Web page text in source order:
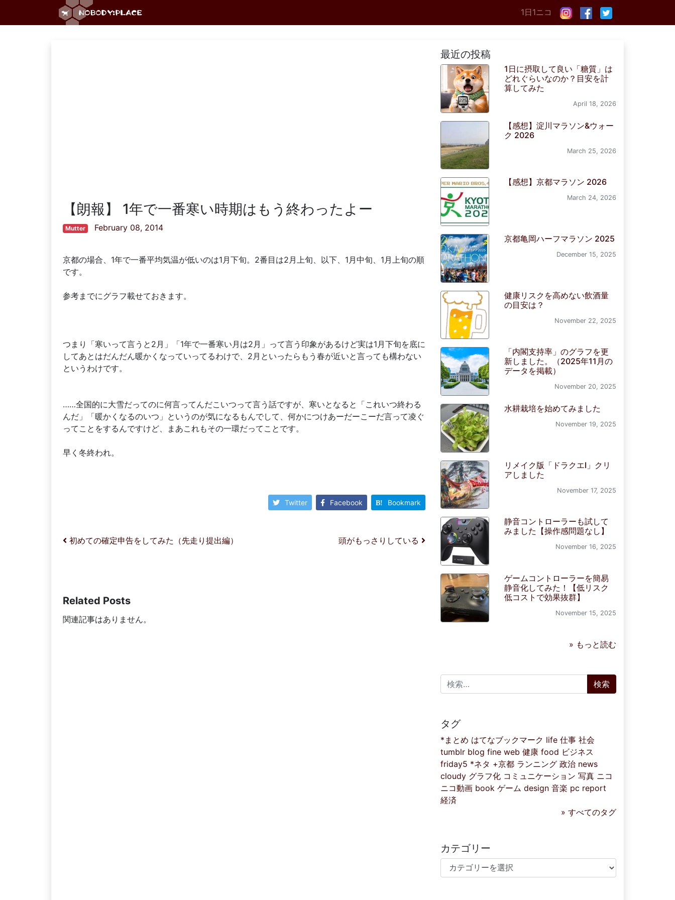
1日1ニコ
【朗報】 1年で一番寒い時期はもう終わったよー
Mutter February 08, 2014
京都の場合、1年で一番平均気温が低いのは1月下旬。2番目は2月上旬、以下、1月中旬、1月上旬の順
です。
参考までにグラフ載せておきます。
つまり「寒いって言うと2月」「1年で一番寒い月は2月」って言う印象があるけど実は1月下旬を底に
してあとはだんだん暖かくなっていってるわけで、2月といったらもう春が近いと言っても構わない
というわけです。
……全国的に大雪だってのに何言ってんだこいつって言う話ですが、寒いとなると「これいつ終わる
んだ」「暖かくなるのいつ」というのが気になるもんでして、何かにつけあーだーこーだ言って凌ぐ
ってことをするんですけど、まあこれもその一環だってことです。
早く冬終われ。
Twitter Facebook Bookmark
投稿ナビゲーション
初めての確定申告をしてみた（先走り提出編） 頭がもっさりしている
Related Posts
関連記事はありません。
最近の投稿
1日に摂取して良い「糖質」は
どれぐらいなのか？目安を計
算してみた
April 18, 2026
【感想】淀川マラソン&ウォー
ク 2026
March 25, 2026
【感想】京都マラソン 2026
March 24, 2026
京都亀岡ハーフマラソン 2025
December 15, 2025
健康リスクを高めない飲酒量
の目安は？
November 22, 2025
「内閣支持率」のグラフを更
新しました。（2025年11月の
データを掲載）
November 20, 2025
水耕栽培を始めてみました
November 19, 2025
リメイク版「ドラクエI」クリ
アしました
November 17, 2025
静音コントローラーも試して
みました【操作感問題なし】
November 16, 2025
ゲームコントローラーを簡易
静音化してみた！【低リスク
低コストで効果抜群】
November 15, 2025
» もっと読む
検索:
タグ
*まとめ はてなブックマーク life 仕事 社会
tumblr blog fine web 健康 food ビジネス
friday5 *ネタ +京都 ランニング 政治 news
cloudy グラフ化 コミュニケーション 写真 ニコ
ニコ動画 book ゲーム design 音楽 pc report
経済
» すべてのタグ
カテゴリー
カテゴリー